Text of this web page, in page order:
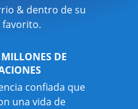
& dentro de su
DE
confiada que
una vida de